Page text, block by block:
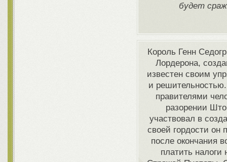
будет
Король Генн
Лордерона,
известен своим
и
правителями
разорении
участвовал в
своей гордости
после окончания
платить налоги